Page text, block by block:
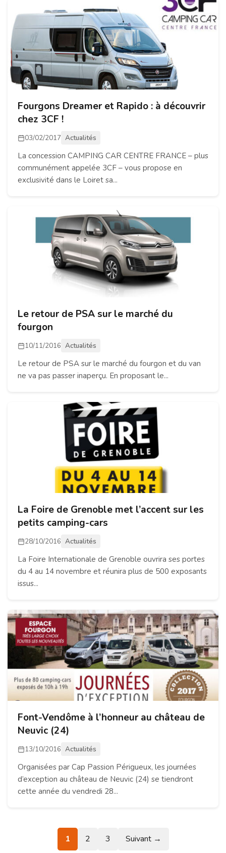
Fourgons Dreamer et Rapido : à découvrir
chez 3CF !
03/02/2017 Actualités
La concession CAMPING CAR CENTRE FRANCE – plus
communément appelée 3CF – vous propose en
exclusivité dans le Loiret sa...
Le retour de PSA sur le marché du
fourgon
10/11/2016 Actualités
Le retour de PSA sur le marché du fourgon et du van
ne va pas passer inaperçu. En proposant le...
La Foire de Grenoble met l’accent sur les
petits camping-cars
28/10/2016 Actualités
La Foire Internationale de Grenoble ouvrira ses portes
du 4 au 14 novembre et réunira plus de 500 exposants
issus...
Font-Vendôme à l’honneur au château de
Neuvic (24)
13/10/2016 Actualités
Organisées par Cap Passion Périgueux, les journées
d’exception au château de Neuvic (24) se tiendront
cette année du vendredi 28...
1 2 3 Suivant →